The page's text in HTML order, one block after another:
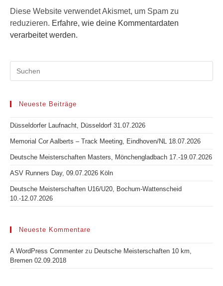
Diese Website verwendet Akismet, um Spam zu
reduzieren. Erfahre, wie deine Kommentardaten
verarbeitet werden.
Neueste Beiträge
Düsseldorfer Laufnacht, Düsseldorf 31.07.2026
Memorial Cor Aalberts – Track Meeting, Eindhoven/NL 18.07.2026
Deutsche Meisterschaften Masters, Mönchengladbach 17.-19.07.2026
ASV Runners Day, 09.07.2026 Köln
Deutsche Meisterschaften U16/U20, Bochum-Wattenscheid
10.-12.07.2026
Neueste Kommentare
A WordPress Commenter zu Deutsche Meisterschaften 10 km,
Bremen 02.09.2018